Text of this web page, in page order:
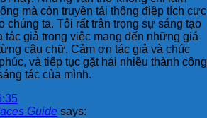
mà còn truyền tải thông điệp tích cực
chúng ta. Tôi rất trân trọng sự sáng tạo
tác giả trong việc mang đến những giá
câu chữ. Cảm ơn tác giả và chúc
và tiếp tục gặt hái nhiều thành công
tác của mình.
Guide says: